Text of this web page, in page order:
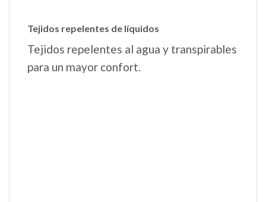
Tejidos repelentes de líquidos
Tejidos repelentes al agua y transpirables
para un mayor confort.